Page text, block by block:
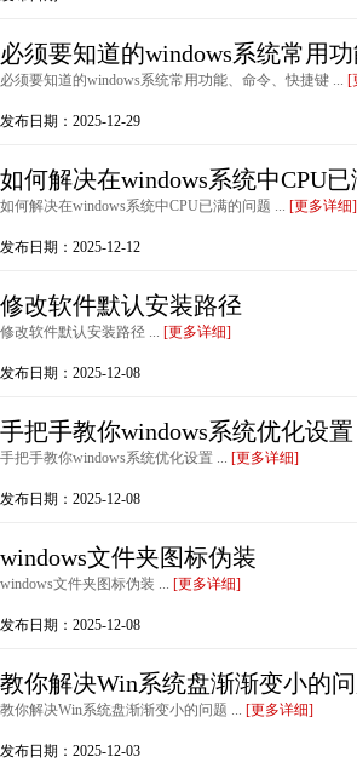
必须要知道的windows系统常用
必须要知道的windows系统常用功能、命令、快捷键 ... [
发布日期：2025-12-29
如何解决在windows系统中CPU
如何解决在windows系统中CPU已满的问题 ... [更多详细]
发布日期：2025-12-12
修改软件默认安装路径
修改软件默认安装路径 ... [更多详细]
发布日期：2025-12-08
手把手教你windows系统优化设置
手把手教你windows系统优化设置 ... [更多详细]
发布日期：2025-12-08
windows文件夹图标伪装
windows文件夹图标伪装 ... [更多详细]
发布日期：2025-12-08
教你解决Win系统盘渐渐变小的
教你解决Win系统盘渐渐变小的问题 ... [更多详细]
发布日期：2025-12-03